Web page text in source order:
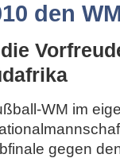
den
WM im
gegen